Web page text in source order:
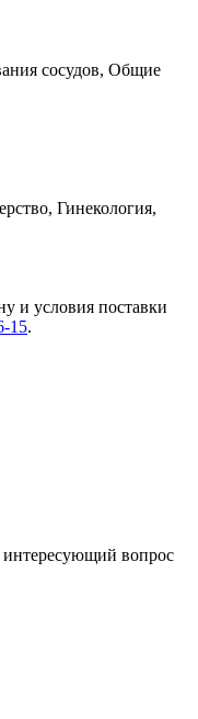
сосудов, Общие
Гинекология,
и условия поставки
15.
вопрос